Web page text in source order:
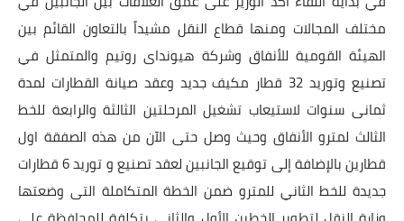
المزيد
اقتصاد
المرأة والطفل
حكاية صورة
ثقافة
مختلف المجالات ومنها قطاع النقل مشيداً بالتعاون القائم بين
الهيئة القومية للأنفاق وشركة هيونداى روتيم والمتمثل في
تصنيع وتوريد 32 قطار مكيف جديد وعقد صيانة القطارات لمدة
ثمانى سنوات لاستيعاب تشغيل المرحلتين الثالثة والرابعة للخط
الثالث لمترو الأنفاق وحيث وصل حتى الآن من هذه الصفقة اول
قطارين بالإضافة إلى توقيع الجانبين لعقد تصنيع و توريد 6 قطارات
جديدة للخط الثاني للمترو ضمن الخطة المتكاملة التى وضعتها